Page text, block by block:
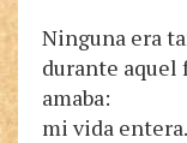
Ninguna era
durante aquel
amaba:
mi vida entera.